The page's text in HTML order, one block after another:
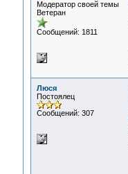
Модератор своей темы
Ветеран
Сообщений: 1811
Люся
Постоялец
Сообщений: 307